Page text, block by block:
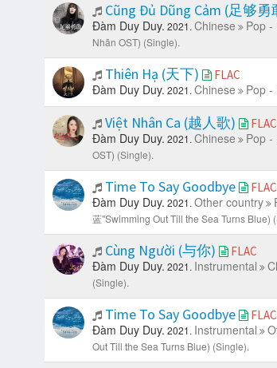
Cũng Đủ Dũng Cảm (足够勇
Đàm Duy Duy. 2021. Chinese Pop -
Nhãn OST) (Single).
Thiên Hạ (天下) FLAC
Đàm Duy Duy. 2021. Chinese Pop -
Việt Nhân Ca (越人歌) FLAC
Đàm Duy Duy. 2021. Chinese Pop -
OST) (Single).
Time To Say Goodbye FLAC
Đàm Duy Duy. 2021. Other country
蓝"Swimming Out Till the Sea Turns Blue)
Cùng Người (与你) FLAC
Đàm Duy Duy. 2021. Instrumental
(Single).
Time To Say Goodbye FLAC
Đàm Duy Duy. 2021. Instrumental
Out Till the Sea Turns Blue) (Single).